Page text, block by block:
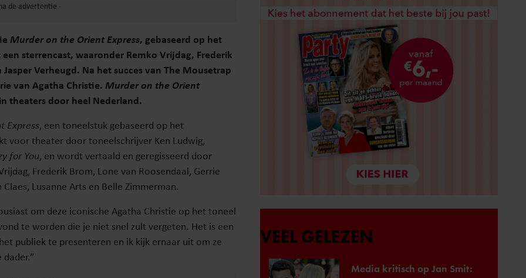
Murder on the Orient Express, gebaseerd op het
sterrencast, waaronder Remko Vrijdag, Frederik
Verheugd. Na het succes van The Mousetrap
van Agatha Christie. Murder on the Orient
theaters door heel Nederland.
Express, een toneelstuk gebaseerd op het
voor theater door toneelschrijver Ken Ludwig,
for You, en wordt vertaald en geregisseerd door
Frederik Brom, Lone van Roosendaal, Gerrie
Lusanne Arts en Belle Zimmerman.
om deze iconische Agatha Christie op het toneel
te worden die je niet snel zult vergeten. Het is een
publiek te presenteren en ik kijk ernaar uit om ze